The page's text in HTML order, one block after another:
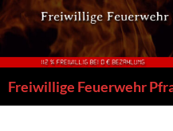
Zum
Inhalt
springen
Freiwillige Feuerwehr